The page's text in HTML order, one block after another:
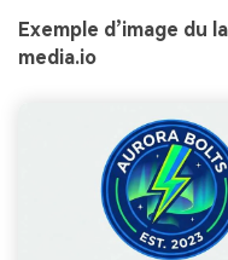
Exemple d’image du
media.io